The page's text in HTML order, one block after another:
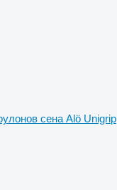
сена Alö Unigrip